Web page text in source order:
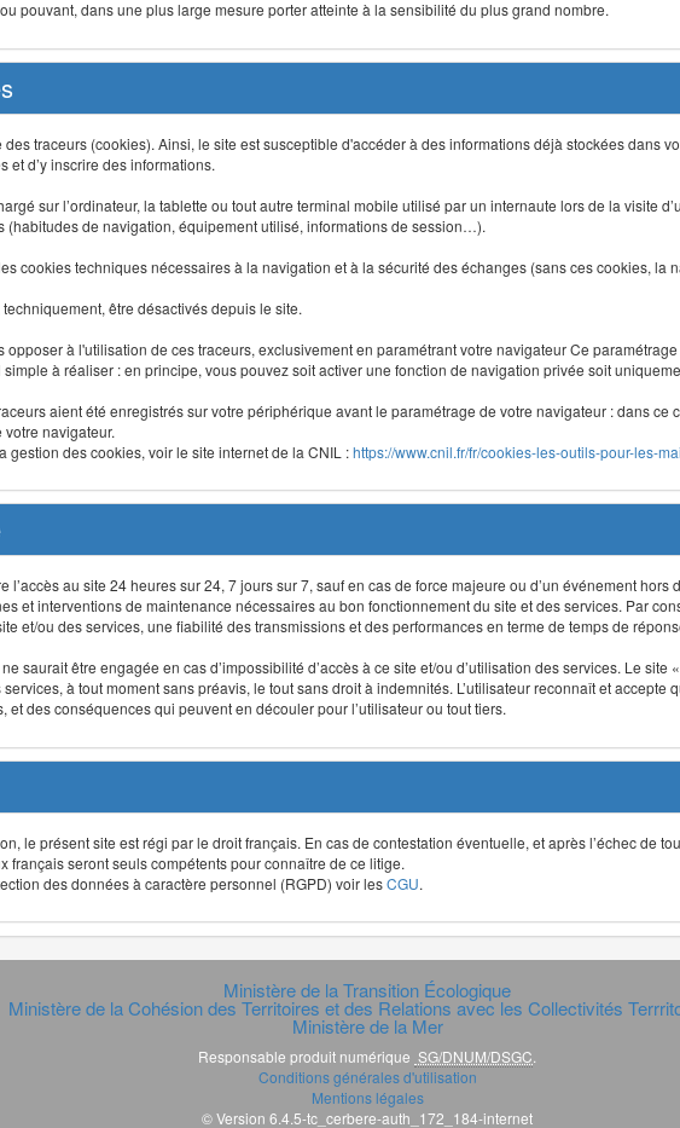
pouvant, dans une plus large mesure porter atteinte à la sensibilité du plus grand nombre.
traceurs (cookies). Ainsi, le site est susceptible d'accéder à des informations déjà stockées dans
et d’y inscrire des informations.
sur l’ordinateur, la tablette ou tout autre terminal mobile utilisé par un internaute lors de la visite
(habitudes de navigation, équipement utilisé, informations de session…).
cookies techniques nécessaires à la navigation et à la sécurité des échanges (sans ces cookies, la
être désactivés depuis le site.
opposer à l'utilisation de ces traceurs, exclusivement en paramétrant votre navigateur Ce
à réaliser : en principe, vous pouvez soit activer une fonction de navigation privée soit
aient été enregistrés sur votre périphérique avant le paramétrage de votre navigateur : dans ce
navigateur.
gestion des cookies, voir le site internet de la CNIL :https://www.cnil.fr/fr/cookies-les-outils-pour-les-
l’accès au site 24 heures sur 24, 7 jours sur 7, sauf en cas de force majeure ou d’un événement
et interventions de maintenance nécessaires au bon fonctionnement du site et des services. Par
et/ou des services, une fiabilité des transmissions et des performances en terme de temps de
saurait être engagée en cas d’impossibilité d’accès à ce site et/ou d’utilisation des services. Le site
à tout moment sans préavis, le tout sans droit à indemnités. L’utilisateur reconnaît et accepte
et des conséquences qui peuvent en découler pour l’utilisateur ou tout tiers.
le présent site est régi par le droit français. En cas de contestation éventuelle, et après l’échec de
français seront seuls compétents pour connaître de ce litige.
des données à caractère personnel (RGPD) voir lesCGU.
Ministère de la Transition Écologique
Ministère de la Cohésion des Territoires et des Relations avec les Collectivités
Ministère de la Mer
Responsable produit numérique SG/DNUM/DSGC
Conditions générales d'utilisation
Mentions légales
© Version 6.4.5-tc_cerbere-auth_172_184-internet